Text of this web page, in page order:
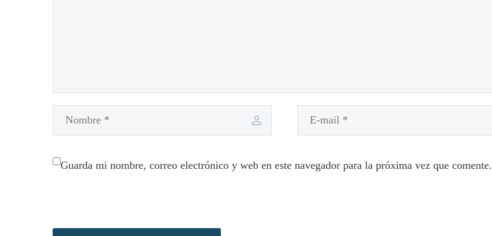
Guarda mi nombre, correo electrónico y web en este navegador para la próxima vez que comente.